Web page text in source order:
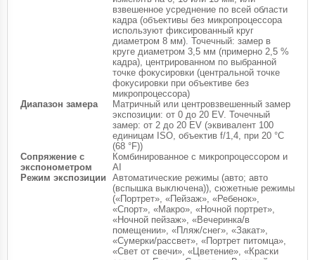
взвешенное усреднение по всей области
кадра (объективы без микропроцессора
используют фиксированный круг
диаметром 8 мм). Точечный: замер в
круге диаметром 3,5 мм (примерно 2,5 %
кадра), центрированном по выбранной
точке фокусировки (центральной точке
фокусировки при объективе без
микропроцессора)
Диапазон замера
Матричный или центровзвешенный замер
экспозиции: от 0 до 20 EV. Точечный
замер: от 2 до 20 EV (эквивалент 100
единицам ISO, объектив f/1,4, при 20 °C
(68 °F))
Сопряжение с
экспонометром
Комбинированное с микропроцессором и
AI
Режим экспозиции
Автоматические режимы (авто; авто
(вспышка выключена)), сюжетные режимы
(«Портрет», «Пейзаж», «Ребенок»,
«Спорт», «Макро», «Ночной портрет»,
«Ночной пейзаж», «Вечеринка/в
помещении», «Пляж/снег», «Закат»,
«Сумерки/рассвет», «Портрет питомца»,
«Свет от свечи», «Цветение», «Краски